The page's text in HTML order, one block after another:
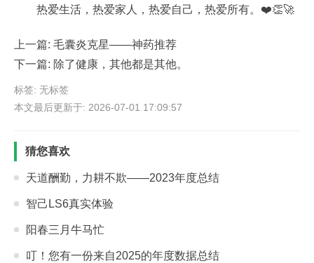
热爱生活，热爱家人，热爱自己，热爱所有。❤️👏🚀
上一篇: 毛囊炎克星——神药推荐
下一篇: 除了健康，其他都是其他。
标签: 无标签
本文最后更新于: 2026-07-01 17:09:57
猜您喜欢
天道酬勤，力耕不欺——2023年度总结
智己LS6真实体验
阳春三月牛马忙
叮！您有一份来自2025的年度数据总结